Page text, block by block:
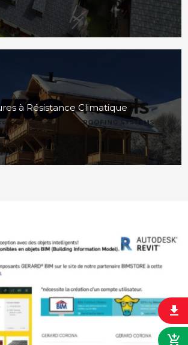
à Résistance Climatique
file_download
add_shopping_cart